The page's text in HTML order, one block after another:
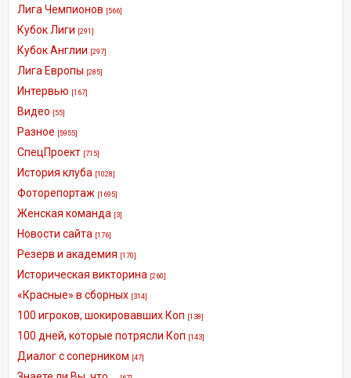
Лига Чемпионов [566]
Кубок Лиги [291]
Кубок Англии [297]
Лига Европы [285]
Интервью [167]
Видео [55]
Разное [5955]
СпецПроект [715]
История клуба [1028]
Фоторепортаж [1695]
Женская команда [3]
Новости сайта [176]
Резерв и академия [170]
Историческая викторина [260]
«Красные» в сборных [314]
100 игроков, шокировавших Коп [138]
100 дней, которые потрясли Коп [143]
Диалог с соперником [47]